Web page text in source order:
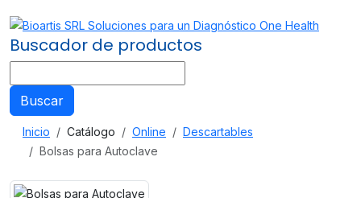
Buscador de productos
Buscar
Inicio Catálogo Online
Descartables
Bolsas para Autoclave